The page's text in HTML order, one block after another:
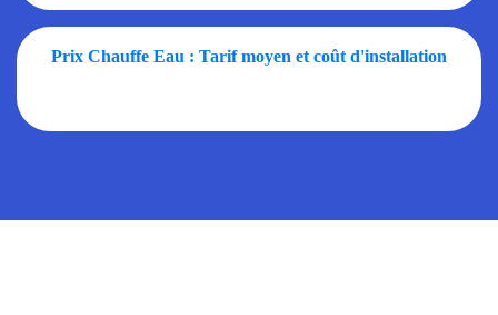
Prix Chauffe Eau : Tarif moyen et coût d'installation